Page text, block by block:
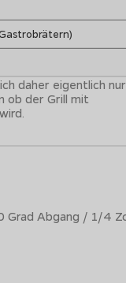
daher eigentlich nur
ob der Grill mit
Grad Abgang / 1/4